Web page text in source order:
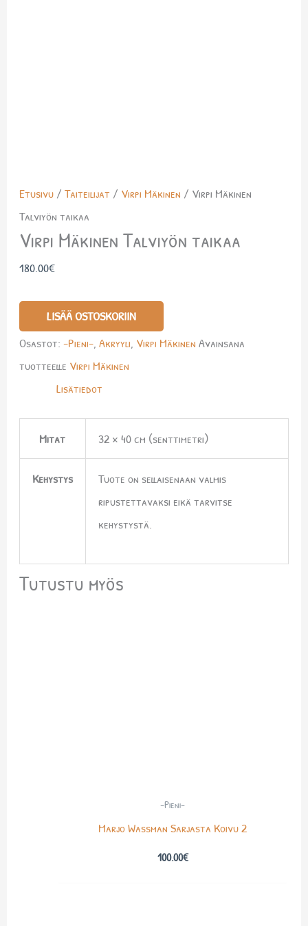
Etusivu/ Taiteilijat / Virpi Mäkinen / Virpi Mäkinen
Talviyön taikaa
Virpi Mäkinen Talviyön taikaa
180.00€
LISÄÄ OSTOSKORIIN
Osastot: -Pieni-, Akryyli, Virpi Mäkinen Avainsana
tuotteelle Virpi Mäkinen
Lisätiedot
Mitat 32 × 40 cm (senttimetri)
Kehystys
Tuote on sellaisenaan valmis
ripustettavaksi eikä tarvitse
kehystystä.
Tutustu myös
-Pieni-
Marjo Wassman Sarjasta Koivu 2
100.00€